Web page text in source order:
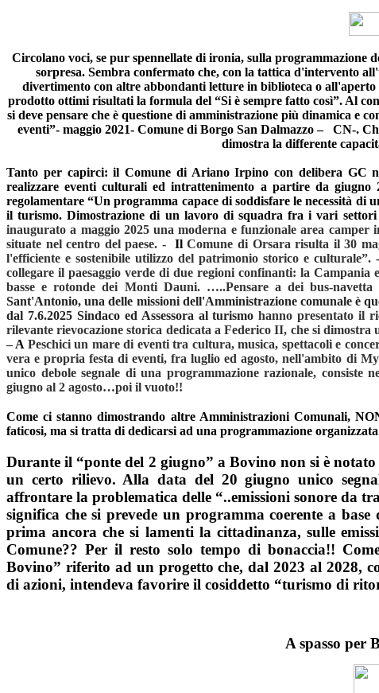
Circolano voci, se pur spennellate di ironia, sulla programmazione
sorpresa. Sembra confermato che, con la tattica d'intervento
divertimento con altre abbondanti letture in biblioteca o
prodotto ottimi risultati la formula del “Si è sempre fatto così”. Al
si deve pensare che è questione di amministrazione più dinamica e
eventi”- maggio 2021- Comune di Borgo San Dalmazzo –
CN-.
dimostra la differente
Tanto per capirci: il Comune di Ariano Irpino con delibera GC
realizzare eventi culturali ed intrattenimento a partire da giugno
regolamentare “Un programma capace di soddisfare le necessità di
il turismo. Dimostrazione di un lavoro di squadra fra i vari
inauguratoa maggio 2025 una moderna e funzionale area
situate nel centro del paese. -
IlComune di Orsara risulta il 30
l'efficiente e sostenibile utilizzo del patrimonio storico e culturale”. -
collegare il paesaggio verde di due regioni confinanti: la
basse e rotonde dei Monti Dauni. …..Pensare a dei bus-
Sant'Antonio, una delle missioni dell'Amministrazione comunale è
dal 7.6.2025 Sindaco ed Assessora al turismohanno presentato il
rilevante rievocazione storica dedicata a Federico II, che si
– A Peschici un mare di eventi tra cultura, musica, spettacoli e
vera e propria festa di eventi, fra luglio ed agosto, nell'ambito di
unico debole segnale di una programmazione razionale, consiste
giugno al 2 agosto…poi il vuoto!!
Come ci stanno dimostrando altre Amministrazioni Comunali,
faticosi, ma si tratta di dedicarsi ad una programmazione
Durante il “ponte del 2 giugno” a Bovino non si è
un certo rilievo. Alla data del 20 giugno unico
affrontare la problematica delle “..emissioni sonore da
significa che si prevede un programma coerente a
prima ancora che si lamenti la cittadinanza, sulle
Comune?? Per il resto solo tempo di bonaccia!!
Bovino” riferito ad un progetto che, dal 2023 al 2028,
di azioni, intendeva favorire il cosiddetto “turismo di
A spasso per